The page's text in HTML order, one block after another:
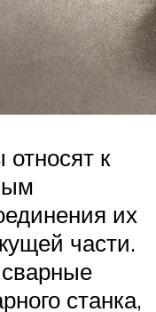
к
их
части.
станка,